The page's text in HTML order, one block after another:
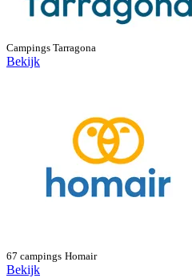
Campings Tarragona
Bekijk
67 campings Homair
Bekijk